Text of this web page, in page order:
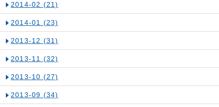
2014-02 (21)
2014-01 (23)
2013-12 (31)
2013-11 (32)
2013-10 (27)
2013-09 (34)